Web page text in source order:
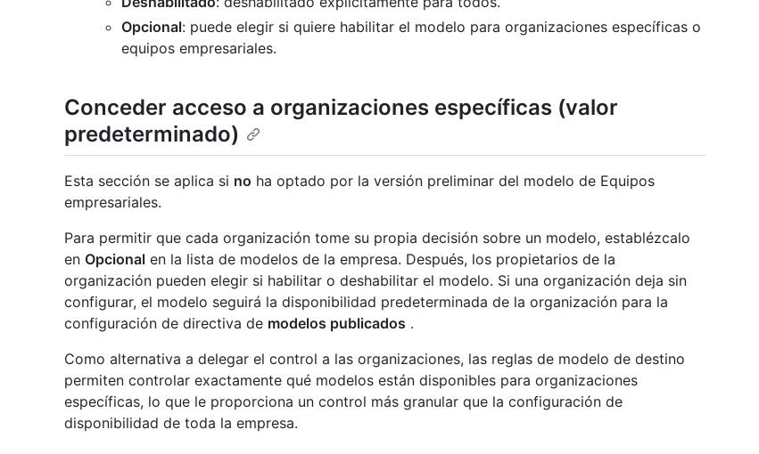
Opcional: puede elegir si quiere habilitar el modelo para organizaciones específicas o
equipos empresariales.
Conceder acceso a organizaciones específicas (valor
predeterminado)
Esta sección se aplica si no ha optado por la versión preliminar del modelo de Equipos
empresariales.
Para permitir que cada organización tome su propia decisión sobre un modelo, establézcalo
en Opcional en la lista de modelos de la empresa. Después, los propietarios de la
organización pueden elegir si habilitar o deshabilitar el modelo. Si una organización deja sin
configurar, el modelo seguirá la disponibilidad predeterminada de la organización para la
configuración de directiva de modelos publicados .
Como alternativa a delegar el control a las organizaciones, las reglas de modelo de destino
permiten controlar exactamente qué modelos están disponibles para organizaciones
específicas, lo que le proporciona un control más granular que la configuración de
disponibilidad de toda la empresa.